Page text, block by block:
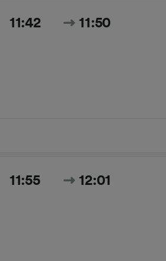
11:42 11:50
11:55 12:01